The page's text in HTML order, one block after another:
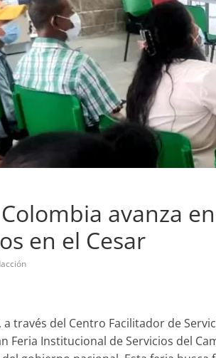
avanza
en el Cesar
través del Centro Facilitador de
Feria Institucional de Servicios del